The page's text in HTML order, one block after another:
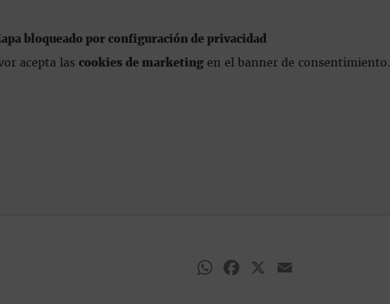
bloqueado por configuración de privacidad
acepta lascookies de marketing en el banner de consentimiento.
WhatsAppFacebook